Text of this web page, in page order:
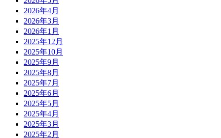
2026年4月
2026年3月
2026年1月
2025年12月
2025年10月
2025年9月
2025年8月
2025年7月
2025年6月
2025年5月
2025年4月
2025年3月
2025年2月